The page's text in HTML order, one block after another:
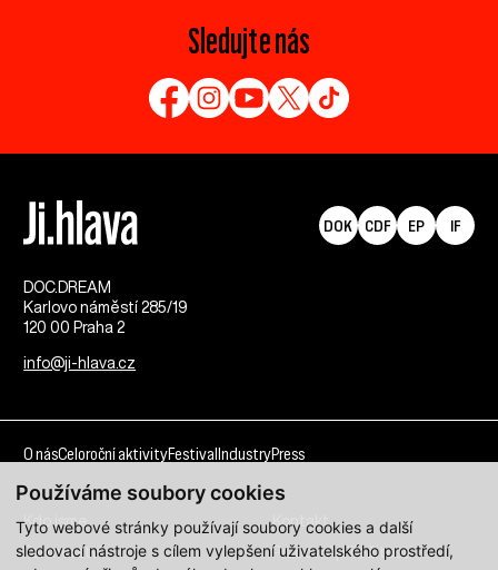
Používáme soubory cookies
Tyto webové stránky používají soubory cookies a další
sledovací nástroje s cílem vylepšení uživatelského prostředí,
Sledujte nás
DOC.DREAM​
Karlovo náměstí 285/19
120 00 Praha 2
info@ji-hlava.cz
DOK CDF EP IF
O násCeloroční aktivityFestival IndustryPress
Kdo jsme
Kontakt
Partnerství
Pracovní příležitosti